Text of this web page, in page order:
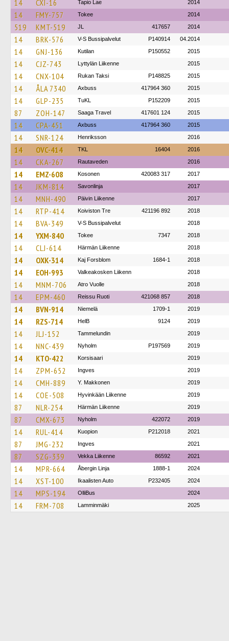
14 CXI-16 Tapio Lae 2014
14 FMY-757 Tokee 2014
519 KMT-519 JL 417657 2014
14 BRK-576 V-S Bussipalvelut P140914 04.2014
14 GNJ-136 Kutilan P150552 2015
14 CJZ-743 Lyttylän Liikenne 2015
14 CNX-104 Rukan Taksi P148825 2015
14 ÅLA 7340 Axbuss 417964 360 2015
14 GLP-235 TuKL P152209 2015
87 ZOH-147 Saaga Travel 417601 124 2015
14 CPA-451 Axbuss 417964 360 2015
14 SNR-124 Henriksson 2016
14 OVC-414 TKL 16404 2016
14 CKA-267 Rautaveden 2016
14 EMZ-608 Kosonen 420083 317 2017
14 JKM-814 Savonlinja 2017
14 MNH-490 Päivin Liikenne 2017
14 RTP-414 Koiviston Tre 421196 892 2018
14 BVA-349 V-S Bussipalvelut 2018
14 YXM-840 Tokee 7347 2018
14 CLJ-614 Härmän Liikenne 2018
14 OXK-314 Kaj Forsblom 1684-1 2018
14 EOH-993 Valkeakosken Liikenn 2018
14 MNM-706 Atro Vuolle 2018
14 EPM-460 Reissu Ruoti 421068 857 2018
14 BVN-914 Niemelä 1709-1 2019
14 RZS-714 HelB 9124 2019
14 JLJ-152 Tammelundin 2019
14 NNC-439 Nyholm P197569 2019
14 KTO-422 Korsisaari 2019
14 ZPM-652 Ingves 2019
14 CMH-889 Y. Makkonen 2019
14 COE-508 Hyvinkään Liikenne 2019
87 NLR-254 Härmän Liikenne 2019
87 CMX-673 Nyholm 422072 2019
14 RUL-414 Kuopion P212018 2021
87 JMG-232 Ingves 2021
87 SZG-339 Vekka Liikenne 86592 2021
14 MPR-664 Åbergin Linja 1888-1 2024
14 XST-100 Ikaalisten Auto P232405 2024
14 MPS-194 OlliBus 2024
14 FRM-708 Lamminmäki 2025